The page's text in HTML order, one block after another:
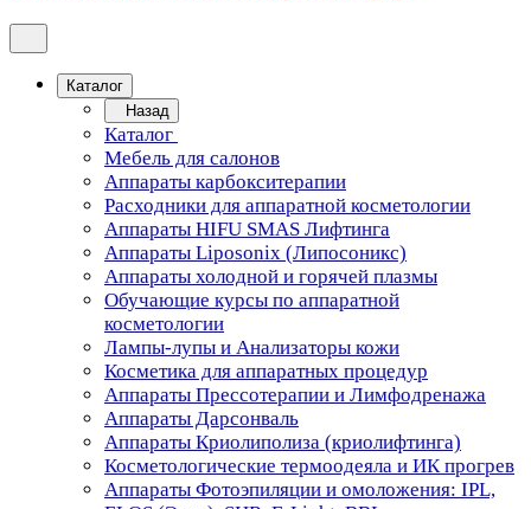
Каталог
Назад
Каталог
Мебель для салонов
Аппараты карбокситерапии
Расходники для аппаратной косметологии
Аппараты HIFU SMAS Лифтинга
Аппараты Liposonix (Липосоникс)
Аппараты холодной и горячей плазмы
Обучающие курсы по аппаратной
косметологии
Лампы-лупы и Анализаторы кожи
Косметика для аппаратных процедур
Аппараты Прессотерапии и Лимфодренажа
Аппараты Дарсонваль
Аппараты Криолиполиза (криолифтинга)
Косметологические термоодеяла и ИК прогрев
Аппараты Фотоэпиляции и омоложения: IPL,